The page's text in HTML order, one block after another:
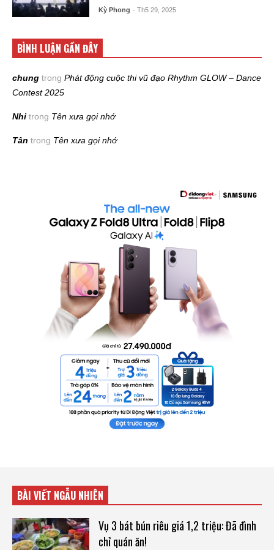
Kỳ Phong - Th5 29, 2025
BÌNH LUẬN GẦN ĐÂY
chung trong Phát động cuộc thi vũ đạo Rhythm GLOW – Dance
Contest 2025
Nhi trong Tên xưa gọi nhớ
Tân trong Tên xưa gọi nhớ
BÀI VIẾT NGẪU NHIÊN
Vụ 3 bát bún riêu giá 1,2 triệu: Đã đình
chỉ quán ăn!